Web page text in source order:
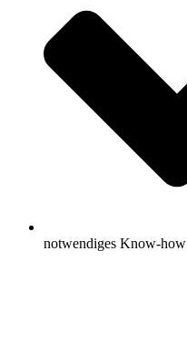
notwendiges Know-how